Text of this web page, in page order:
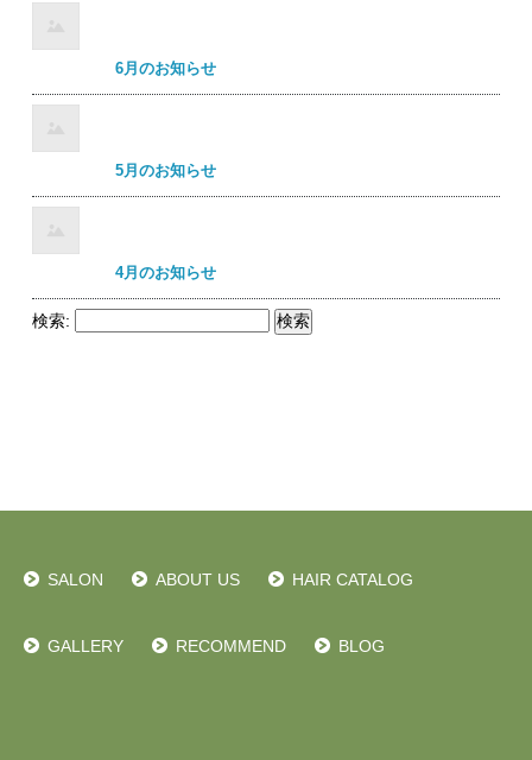
6月のお知らせ
5月のお知らせ
4月のお知らせ
検索:
SALON ABOUT US HAIR CATALOG
GALLERY RECOMMEND BLOG